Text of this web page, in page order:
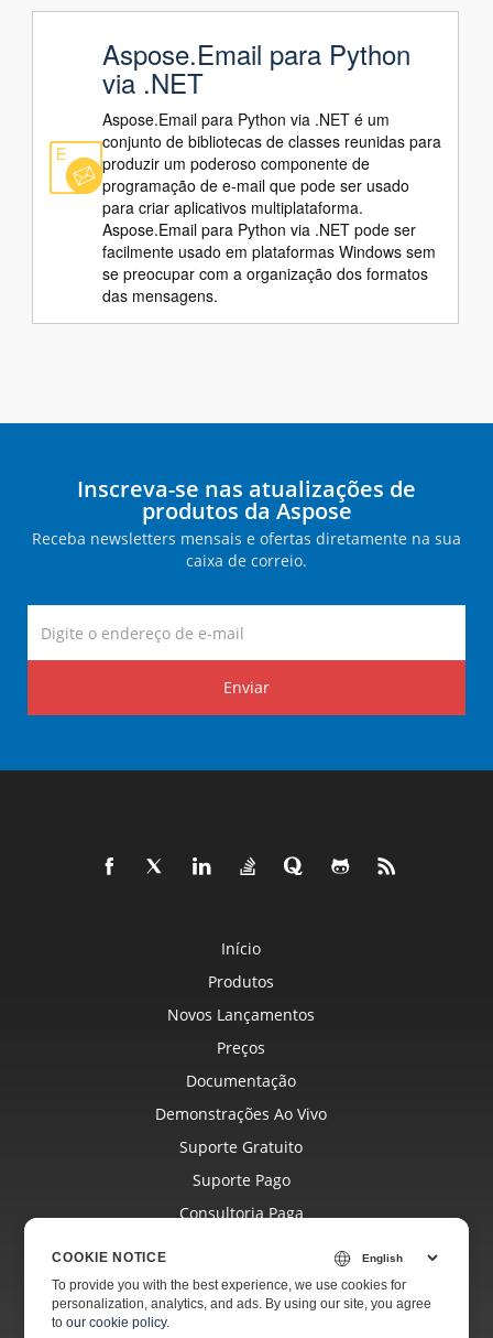
Aspose.Email para Python
via .NET
Aspose.Email para Python via .NET é um
conjunto de bibliotecas de classes reunidas para
produzir um poderoso componente de
programação de e-mail que pode ser usado
para criar aplicativos multiplataforma.
Aspose.Email para Python via .NET pode ser
facilmente usado em plataformas Windows sem
se preocupar com a organização dos formatos
das mensagens.
Inscreva-se nas atualizações de
produtos da Aspose
Receba newsletters mensais e ofertas diretamente na sua
caixa de correio.
Enviar
Início
Produtos
Novos Lançamentos
Preços
Documentação
Demonstrações Ao Vivo
Suporte Gratuito
Suporte Pago
Consultoria Paga
Sites
Sobre
COOKIE NOTICE
To provide you with the best experience, we use cookies for
personalization, analytics, and ads. By using our site, you agree
toour cookie policy.